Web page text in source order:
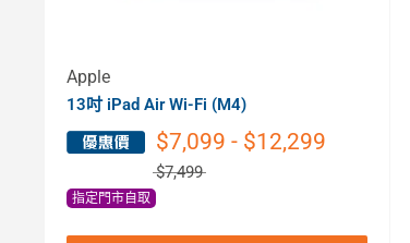
Apple
13吋 iPad Air Wi-Fi (M4)
$7,099 - $12,299
$7,499
指定門市自取